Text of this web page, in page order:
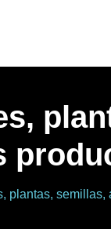
plantas,